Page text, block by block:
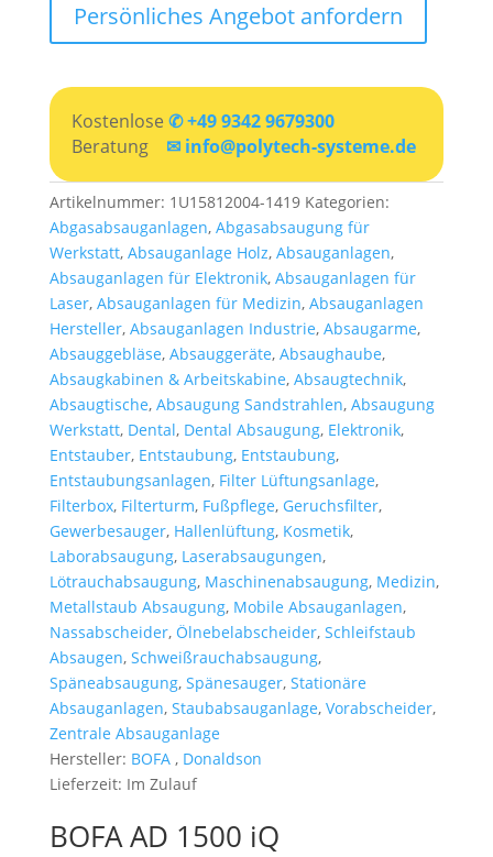
Persönliches Angebot anfordern
Kostenlose ✆ +49 9342 9679300
Beratung ✉ info@polytech-systeme.de
Artikelnummer: 1U15812004-1419 Kategorien:
Abgasabsauganlagen, Abgasabsaugung für
Werkstatt, Absauganlage Holz, Absauganlagen,
Absauganlagen für Elektronik, Absauganlagen für
Laser, Absauganlagen für Medizin, Absauganlagen
Hersteller, Absauganlagen Industrie, Absaugarme,
Absauggebläse, Absauggeräte, Absaughaube,
Absaugkabinen & Arbeitskabine, Absaugtechnik,
Absaugtische, Absaugung Sandstrahlen, Absaugung
Werkstatt, Dental, Dental Absaugung, Elektronik,
Entstauber, Entstaubung, Entstaubung,
Entstaubungsanlagen, Filter Lüftungsanlage,
Filterbox, Filterturm, Fußpflege, Geruchsfilter,
Gewerbesauger, Hallenlüftung, Kosmetik,
Laborabsaugung, Laserabsaugungen,
Lötrauchabsaugung, Maschinenabsaugung, Medizin,
Metallstaub Absaugung, Mobile Absauganlagen,
Nassabscheider, Ölnebelabscheider, Schleifstaub
Absaugen, Schweißrauchabsaugung,
Späneabsaugung, Spänesauger, Stationäre
Absauganlagen, Staubabsauganlage, Vorabscheider,
Zentrale Absauganlage
Hersteller: BOFA, Donaldson
Lieferzeit: Im Zulauf
BOFA AD 1500 iQ